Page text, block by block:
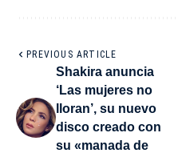
PREVIOUS ARTICLE
Shakira anuncia
‘Las mujeres no
lloran’, su nuevo
disco creado con
su «manada de